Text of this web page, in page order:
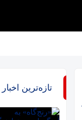
تازه‌ترین